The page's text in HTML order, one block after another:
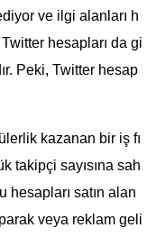
ve ilgi alanları h
hesapları da gi
Peki, Twitter hesap
kazanan bir iş fı
takipçi sayısına sah
hesapları satın alan
veya reklam geli